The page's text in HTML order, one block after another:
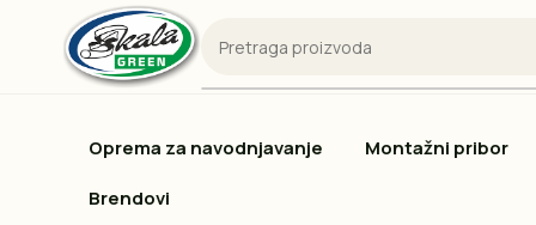
Oprema za navodnjavanje
Montažni pribor
Brendovi